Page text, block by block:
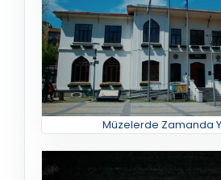
Müzelerde Zamanda